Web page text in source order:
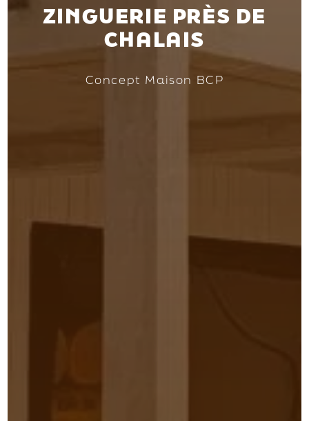
ZINGUERIE PRÈS DE
CHALAIS
Concept Maison BCP